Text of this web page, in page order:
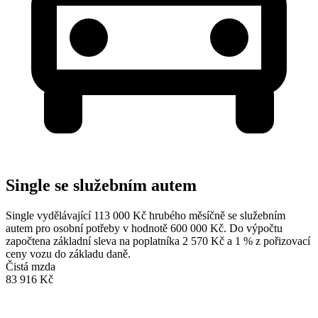
Single se služebním autem
Single vydělávající 113 000 Kč hrubého měsíčně se služebním
autem pro osobní potřeby v hodnotě 600 000 Kč. Do výpočtu
započtena základní sleva na poplatníka 2 570 Kč a 1 % z pořizovací
ceny vozu do základu daně.
Čistá mzda
83 916 Kč